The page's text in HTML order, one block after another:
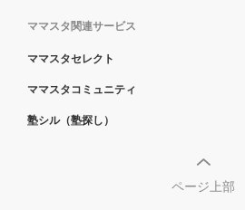
ママスタ関連サービス
ママスタセレクト
ママスタコミュニティ
塾シル（塾探し）
ページ上部